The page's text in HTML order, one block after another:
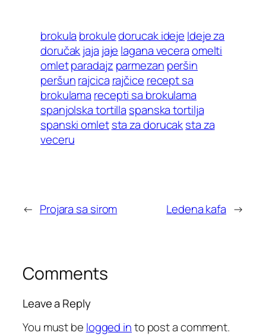
brokula brokuledorucak ideje Ideje za
doručakjaja jaje lagana veceraomelti
omletparadajz parmezan peršin
peršunrajcica rajčice recept sa
brokulama recepti sa brokulama
spanjolska tortilla spanska tortilja
spanski omlet sta za dorucaksta za
veceru
← Projara sa sirom Ledena kafa →
Comments
Leave a Reply
You must be logged into post a comment.